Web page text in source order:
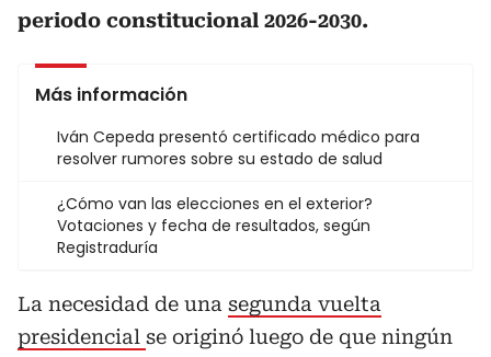
periodo constitucional 2026-2030.
Más información
Iván Cepeda presentó certificado médico para
resolver rumores sobre su estado de salud
¿Cómo van las elecciones en el exterior?
Votaciones y fecha de resultados, según
Registraduría
La necesidad de una segunda vuelta
presidencial se originó luego de que ningún